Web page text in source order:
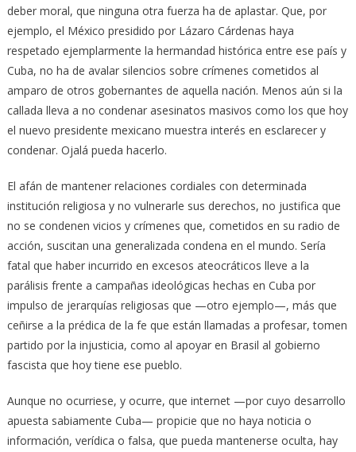
deber moral, que ninguna otra fuerza ha de aplastar. Que, por
ejemplo, el México presidido por Lázaro Cárdenas haya
respetado ejemplarmente la hermandad histórica entre ese país y
Cuba, no ha de avalar silencios sobre crímenes cometidos al
amparo de otros gobernantes de aquella nación. Menos aún si la
callada lleva a no condenar asesinatos masivos como los que hoy
el nuevo presidente mexicano muestra interés en esclarecer y
condenar. Ojalá pueda hacerlo.
El afán de mantener relaciones cordiales con determinada
institución religiosa y no vulnerarle sus derechos, no justifica que
no se condenen vicios y crímenes que, cometidos en su radio de
acción, suscitan una generalizada condena en el mundo. Sería
fatal que haber incurrido en excesos ateocráticos lleve a la
parálisis frente a campañas ideológicas hechas en Cuba por
impulso de jerarquías religiosas que —otro ejemplo—, más que
ceñirse a la prédica de la fe que están llamadas a profesar, tomen
partido por la injusticia, como al apoyar en Brasil al gobierno
fascista que hoy tiene ese pueblo.
Aunque no ocurriese, y ocurre, que internet —por cuyo desarrollo
apuesta sabiamente Cuba— propicie que no haya noticia o
información, verídica o falsa, que pueda mantenerse oculta, hay